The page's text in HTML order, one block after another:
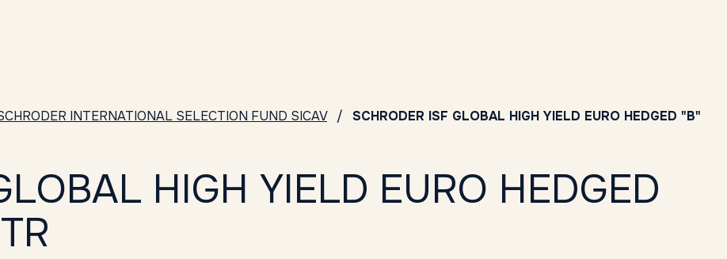
INTERNATIONAL SELECTION FUND SICAV
SCHRODER ISF GLOBAL HIGH YIELD EURO HEDGED "B"
HIGH YIELD EURO HEDGED